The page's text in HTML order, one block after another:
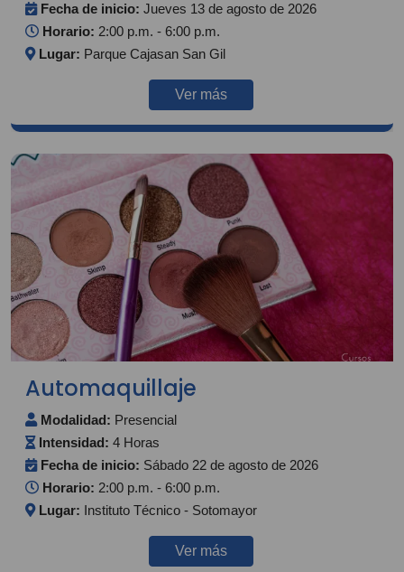
Fecha de inicio: Jueves 13 de agosto de 2026
Horario: 2:00 p.m. - 6:00 p.m.
Lugar: Parque Cajasan San Gil
Ver más
Automaquillaje
Modalidad: Presencial
Intensidad: 4 Horas
Fecha de inicio: Sábado 22 de agosto de 2026
Horario: 2:00 p.m. - 6:00 p.m.
Lugar: Instituto Técnico - Sotomayor
Ver más